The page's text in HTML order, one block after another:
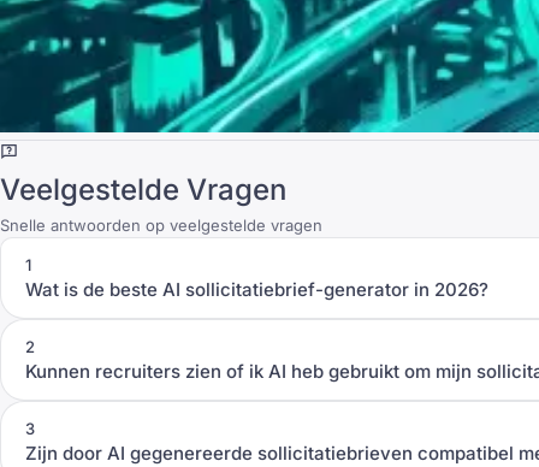
Veelgestelde Vragen
Snelle antwoorden op veelgestelde vragen
1
Wat is de beste AI sollicitatiebrief-generator in 2026?
2
Kunnen recruiters zien of ik AI heb gebruikt om mijn
3
Zijn door AI gegenereerde sollicitatiebrieven compatibel